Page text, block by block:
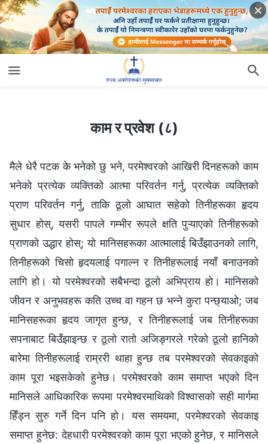
काम र प्रवेश (८)
मैले धेरै पटक के भनेको छु भने, परमेश्‍वरको आखिरी दिनहरूको काम
भनेको प्रत्येक व्यक्तिको आत्मा परिवर्तन गर्नु, प्रत्येक व्यक्तिको
प्राण परिवर्तन गर्नु, ताकि ठूलो आघात सहेको तिनीहरूका हृदय
सुधार होस्, यसरी पापले गम्भीर रूपले क्षति पुऱ्याएको तिनीहरूको
प्राणको उद्धार होस्; यो मानिसहरूका आत्मालाई बिउँझाउनको लागि,
तिनीहरूको चिसो हृदयलाई पगाल्न र तिनीहरूलाई नयाँ बनाउनको
लागि हो। यो परमेश्‍वरको सबैभन्दा ठूलो अभिप्राय हो। मानिसको
जीवन र अनुभवहरू कति उच्च वा गहन छ भन्‍ने कुरा पन्छ्याओ; जब
मानिसहरूका हृदय जागृत हुन्छ, र तिनीहरूलाई जब तिनीहरूका
सपनाबाट बिउँझाइन्छ र ठूलो रातो अजिङ्गरले गरेको ठूलो हानिको
बारेमा तिनीहरूलाई राम्ररी थाहा हुन्छ तब परमेश्‍वरको सेवकाइको
काम पूरा भइसकेको हुनेछ। परमेश्‍वरको काम समाप्त भएको दिन
मानिसले आधिकारिक रूपमा परमेश्‍वरमाथिको विश्‍वासको सही मार्गमा
हिँड्न सुरु गर्ने दिन पनि हो। यस समयमा, परमेश्‍वरको सेवकाइ
समाप्त हुनेछ: देहधारी परमेश्‍वरको काम पूरा भएको हुनेछ, र मानिसले